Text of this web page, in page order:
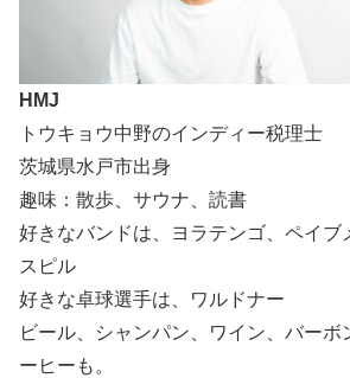
HMJ
トウキョウ中野のインディー税理士
茨城県水戸市出身
趣味：散歩、サウナ、読書
好きなバンドは、ヨラテンゴ、ペイブ
スピル
好きな卓球選手は、ワルドナー
ビール、シャンパン、ワイン、バーボ
ーヒーも。